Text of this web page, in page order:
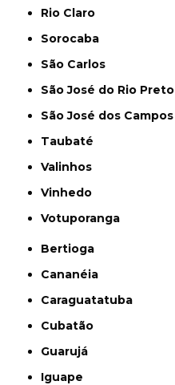
Rio Claro
Sorocaba
São Carlos
São José do Rio Preto
São José dos Campos
Taubaté
Valinhos
Vinhedo
Votuporanga
Bertioga
Cananéia
Caraguatatuba
Cubatão
Guarujá
Iguape